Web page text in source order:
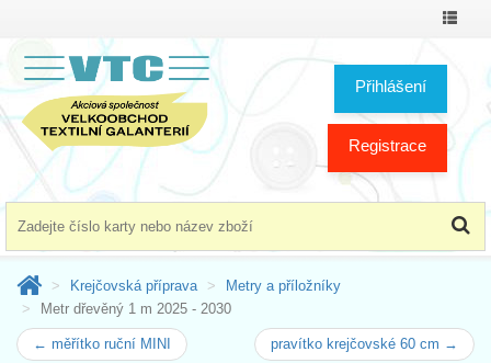
Přihlášení
Registrace
Krejčovská příprava
Metry a příložníky
Metr dřevěný 1 m 2025 - 2030
← měřítko ruční MINI pravítko krejčovské 60 cm →